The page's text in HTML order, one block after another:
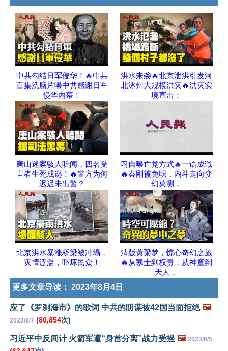
中共勾结日军侵华！🔥中共
百集洗脑片曝中共感谢日军
侵华内幕！
洪水来袭🔥北京泄洪引发河
北涿州大规模洪灾🔥洪灾实
境直击：
唐山迷案骇人听闻，四名受
害者生死成谜！🔥警方为何
迟迟未出警？
习自曝亡党方式🔥一语成谶
🔥秦刚被免职，内斗走向变
幻莫测，
北京洪水暴涨桥梁被冲塌，
灾情泛滥，吓坏民众！
清版黄粱梦，惊心奇幻之旅
🔥从寒士到权贵，从神童到
天人，
更多文章导读： 2023年8月4日
应了《罗刹海市》的歌词 中共的阴谋被42国当面拒绝 🖼️
2023/8/7 (80,854次)
习近平中反间计 火箭军遭“身首分离”战力受挫 🖼️ 2023/8/5